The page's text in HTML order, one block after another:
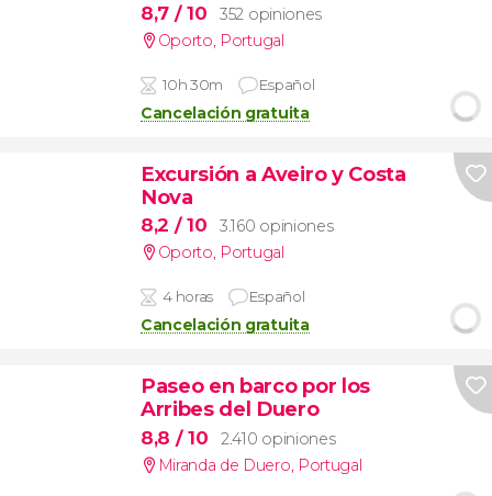
8,7 / 10
352 opiniones
Oporto, Portugal
10h 30m Español
Cancelación gratuita
Excursión a Aveiro y Costa
Nova
8,2 / 10
3.160 opiniones
Oporto, Portugal
4 horas Español
Cancelación gratuita
Paseo en barco por los
Arribes del Duero
8,8 / 10
2.410 opiniones
Miranda de Duero, Portugal